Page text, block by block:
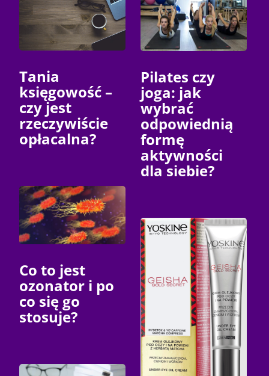
Tania
księgowość –
czy jest
rzeczywiście
opłacalna?
Co to jest
ozonator i po
co się go
stosuje?
Pilates czy
joga: jak
wybrać
odpowiednią
formę
aktywności
dla siebie?